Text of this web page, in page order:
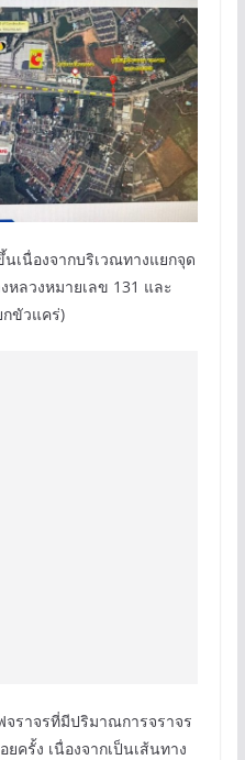
เนื่องจากบริเวณทางแยกจุด
หลวงหมายเลข 131 และ
กขัวแคร่)
ราจรที่มีปริมาณการจราจร
ครั้ง เนื่องจากเป็นเส้นทาง